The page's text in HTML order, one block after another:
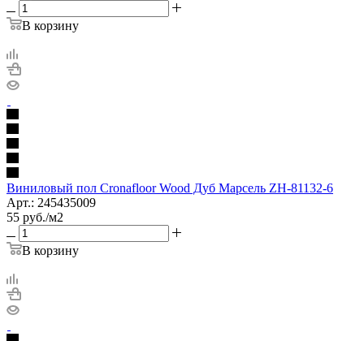
В корзину
Виниловый пол Cronafloor Wood Дуб Марсель ZH-81132-6
Арт.: 245435009
55 руб./м2
В корзину